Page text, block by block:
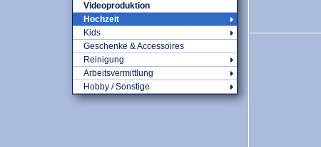
Videoproduktion
Hochzeit
Kids
Geschenke & Accessoires
Reinigung
Arbeitsvermittlung
Hobby / Sonstige